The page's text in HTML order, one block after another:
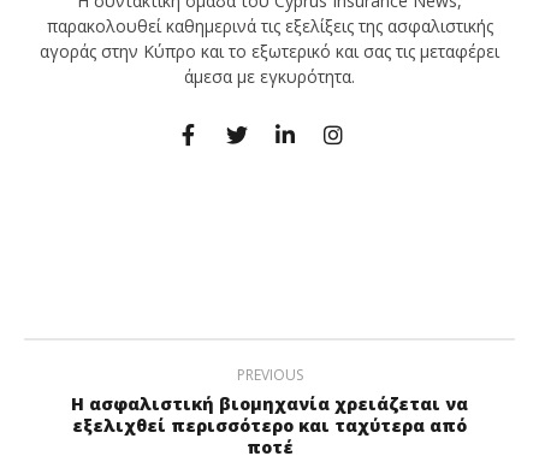
παρακολουθεί καθημερινά τις εξελίξεις της ασφαλιστικής
αγοράς στην Κύπρο και το εξωτερικό και σας τις μεταφέρει
άμεσα με εγκυρότητα.
PREVIOUS
Η ασφαλιστική βιομηχανία χρειάζεται να
εξελιχθεί περισσότερο και ταχύτερα από
ποτέ